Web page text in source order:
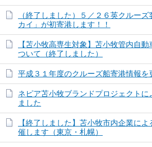
（終了しました）５／２６英クルー
カイ」が初寄港します！！
【苫小牧高専生対象】苫小牧管内自
ついて（終了しました）
平成３１年度のクルーズ船寄港情報を
ネピア苫小牧ブランドプロジェクトに
ました
【終了しました】苫小牧市内企業に
催します（東京・札幌）